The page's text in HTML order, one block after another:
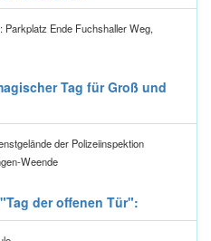
Parkplatz Ende Fuchshaller Weg,
Tag für Groß und
der Polizeiinspektion
Weende
der offenen Tür":